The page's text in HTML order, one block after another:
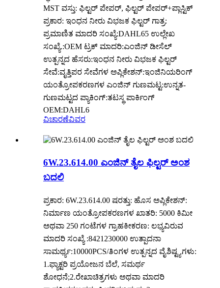
MST ವಸ್ತು: ಫಿಲ್ಟರ್ ಪೇಪರ್, ಫಿಲ್ಟರ್ ಪೇಪರ್+ಪ್ಲಾಸ್ಟಿಕ್
ಪ್ರಕಾರ: ಇಂಧನ ನೀರು ವಿಭಜಕ ಫಿಲ್ಟರ್ ಗಾತ್ರ:
ಪ್ರಮಾಣಿತ ಮಾದರಿ ಸಂಖ್ಯೆ:DAHL65 ಉಲ್ಲೇಖ
ಸಂಖ್ಯೆ.:OEM ಟ್ರಕ್ ಮಾದರಿ:ಎಂಜಿನ್ ಡೀಸೆಲ್
ಉತ್ಪನ್ನದ ಹೆಸರು:ಇಂಧನ ನೀರು ವಿಭಜಕ ಫಿಲ್ಟರ್
ಸೇವೆ:ವೃತ್ತಿಪರ ಸೇವೆಗಳ ಅಪ್ಲಿಕೇಶನ್:ಇಂಜಿನಿಯರಿಂಗ್
ಯಂತ್ರೋಪಕರಣಗಳ ಎಂಜಿನ್ ಗುಣಮಟ್ಟ:ಉನ್ನತ-
ಗುಣಮಟ್ಟದ ಪ್ಯಾಕಿಂಗ್:ತಟಸ್ಥ ಪಾರ್ಕಿಂಗ್
OEM:DAHL6
ವಿಚಾರಣೆವಿವರ
6W.23.614.00 ಎಂಜಿನ್ ತೈಲ ಫಿಲ್ಟರ್ ಅಂಶ
ಬದಲಿ
ಪ್ರಕಾರ: 6W.23.614.00 ಷರತ್ತು: ಹೊಸ ಅಪ್ಲಿಕೇಶನ್:
ನಿರ್ಮಾಣ ಯಂತ್ರೋಪಕರಣಗಳ ಖಾತರಿ: 5000 ಕಿಮೀ
ಅಥವಾ 250 ಗಂಟೆಗಳ ಗ್ರಾಹಕೀಕರಣ: ಲಭ್ಯವಿರುವ
ಮಾದರಿ ಸಂಖ್ಯೆ :8421230000 ಉತ್ಪಾದನಾ
ಸಾಮರ್ಥ್ಯ:10000PCS/ತಿಂಗಳ ಉತ್ಪನ್ನದ ವೈಶಿಷ್ಟ್ಯಗಳು:
1.ಫ್ಯಾಕ್ಟರಿ ಪ್ರಯೋಜನ ಬೆಲೆ, ಸಮರ್ಥ
ಶೋಧನೆ;2.ರೇಖಾಚಿತ್ರಗಳು ಅಥವಾ ಮಾದರಿ